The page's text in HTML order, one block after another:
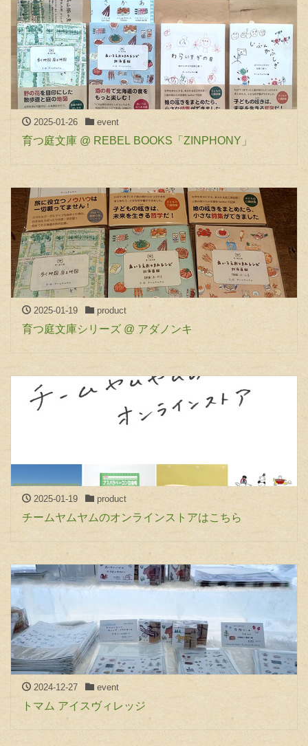
2025-01-26 event
育つ庭文庫 @ REBEL BOOKS「ZINPHONY」
2025-01-19 product
育つ庭文庫シリーズ @ アダノンキ
2025-01-19 product
チームヤムヤムのオンラインストアはこちら
2024-12-27 event
トマム アイスヴィレッジ